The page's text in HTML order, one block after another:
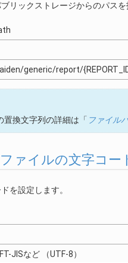
リックストレージからのパス
generic/report/
置換文字列の詳細は「 ファイル
ァイルの文字コー
を設定します。
JISなど （UTF-8）